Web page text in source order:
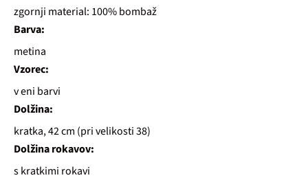
zgornji material: 100% bombaž
Barva:
metina
Vzorec:
v eni barvi
Dolžina:
kratka, 42 cm (pri velikosti 38)
Dolžina rokavov:
s kratkimi rokavi